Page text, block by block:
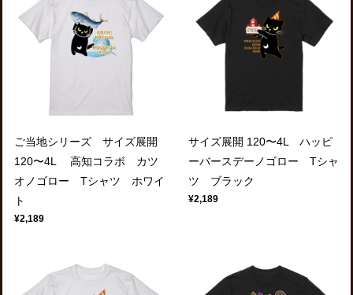
ご当地シリーズ サイズ展開
120〜4L 高知コラボ カツ
オノゴロー Tシャツ ホワイ
ト
¥2,189
サイズ展開 120〜4L ハッピ
ーバースデーノゴロー Tシャ
ツ ブラック
¥2,189